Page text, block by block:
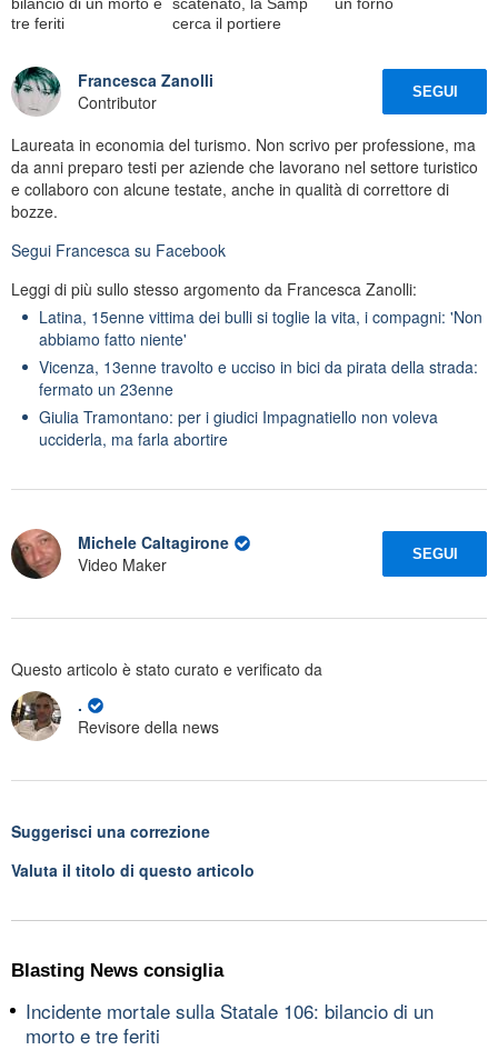
tre feriti
cerca il portiere
Francesca Zanolli
Contributor
SEGUI
Laureata in economia del turismo. Non scrivo per professione, ma
da anni preparo testi per aziende che lavorano nel settore turistico
e collaboro con alcune testate, anche in qualità di correttore di
bozze.
Segui Francesca su Facebook
Leggi di più sullo stesso argomento da Francesca Zanolli:
Latina, 15enne vittima dei bulli si toglie la vita, i compagni: 'Non
abbiamo fatto niente'
Vicenza, 13enne travolto e ucciso in bici da pirata della strada:
fermato un 23enne
Giulia Tramontano: per i giudici Impagnatiello non voleva
ucciderla, ma farla abortire
Michele Caltagirone
Video Maker
SEGUI
Questo articolo è stato curato e verificato da
.
Revisore della news
Suggerisci una correzione
Valuta il titolo di questo articolo
Blasting News consiglia
Incidente mortale sulla Statale 106: bilancio di un
morto e tre feriti